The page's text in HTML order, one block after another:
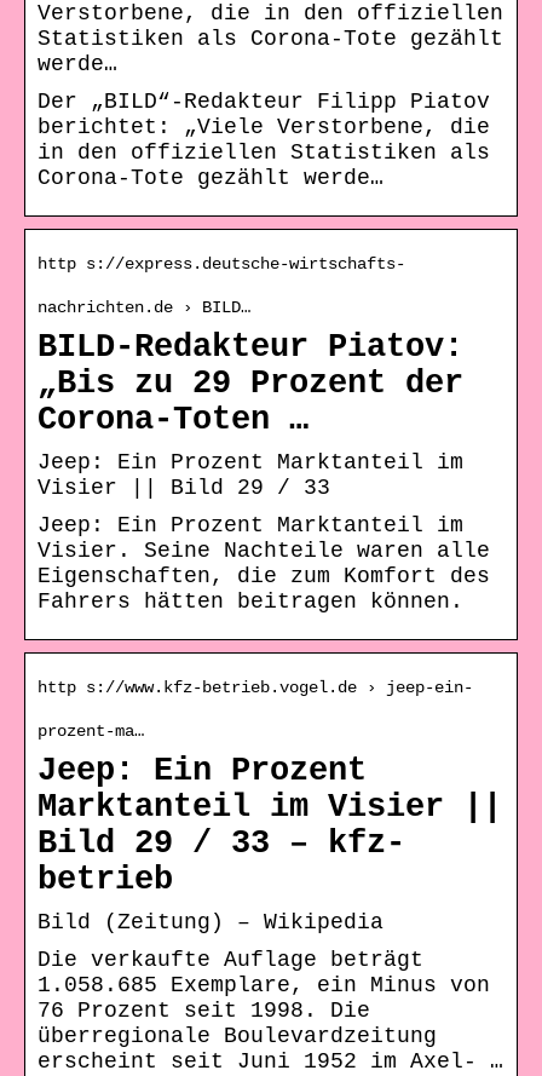
Verstorbene, die in den offiziellen
Statistiken als Corona-Tote gezählt
werde…
Der „BILD“-Redakteur Filipp Piatov
berichtet: „Viele Verstorbene, die
in den offiziellen Statistiken als
Corona-Tote gezählt werde…
http s://express.deutsche-wirtschafts-
nachrichten.de › BILD…
BILD-Redakteur Piatov:
„Bis zu 29 Prozent der
Corona-Toten …
Jeep: Ein Prozent Marktanteil im
Visier || Bild 29 / 33
Jeep: Ein Prozent Marktanteil im
Visier. Seine Nachteile waren alle
Eigenschaften, die zum Komfort des
Fahrers hätten beitragen können.
http s://www.kfz-betrieb.vogel.de › jeep-ein-
prozent-ma…
Jeep: Ein Prozent
Marktanteil im Visier ||
Bild 29 / 33 – kfz-
betrieb
Bild (Zeitung) – Wikipedia
Die verkaufte Auflage beträgt
1.058.685 Exemplare, ein Minus von
76 Prozent seit 1998. Die
überregionale Boulevardzeitung
erscheint seit Juni 1952 im Axel- …